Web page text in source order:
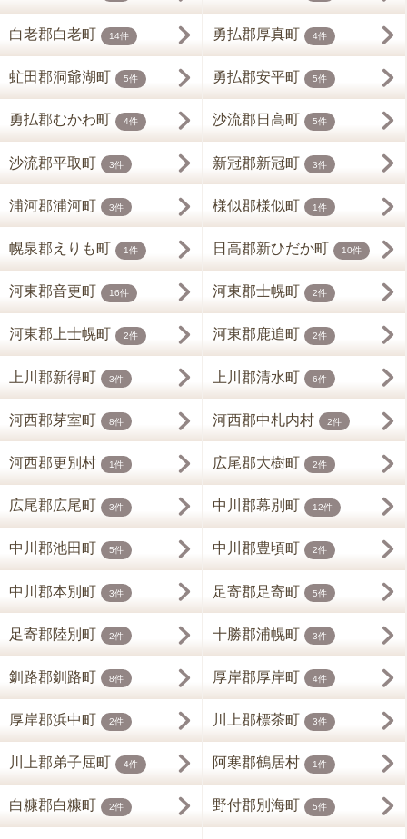
白老郡白老町 14件 勇払郡厚真町 4件
虻田郡洞爺湖町 5件 勇払郡安平町 5件
勇払郡むかわ町 4件 沙流郡日高町 5件
沙流郡平取町 3件 新冠郡新冠町 3件
浦河郡浦河町 3件 様似郡様似町 1件
幌泉郡えりも町 1件 日高郡新ひだか町 10件
河東郡音更町 16件 河東郡士幌町 2件
河東郡上士幌町 2件 河東郡鹿追町 2件
上川郡新得町 3件 上川郡清水町 6件
河西郡芽室町 8件 河西郡中札内村 2件
河西郡更別村 1件 広尾郡大樹町 2件
広尾郡広尾町 3件 中川郡幕別町 12件
中川郡池田町 5件 中川郡豊頃町 2件
中川郡本別町 3件 足寄郡足寄町 5件
足寄郡陸別町 2件 十勝郡浦幌町 3件
釧路郡釧路町 8件 厚岸郡厚岸町 4件
厚岸郡浜中町 2件 川上郡標茶町 3件
川上郡弟子屈町 4件 阿寒郡鶴居村 1件
白糠郡白糠町 2件 野付郡別海町 5件